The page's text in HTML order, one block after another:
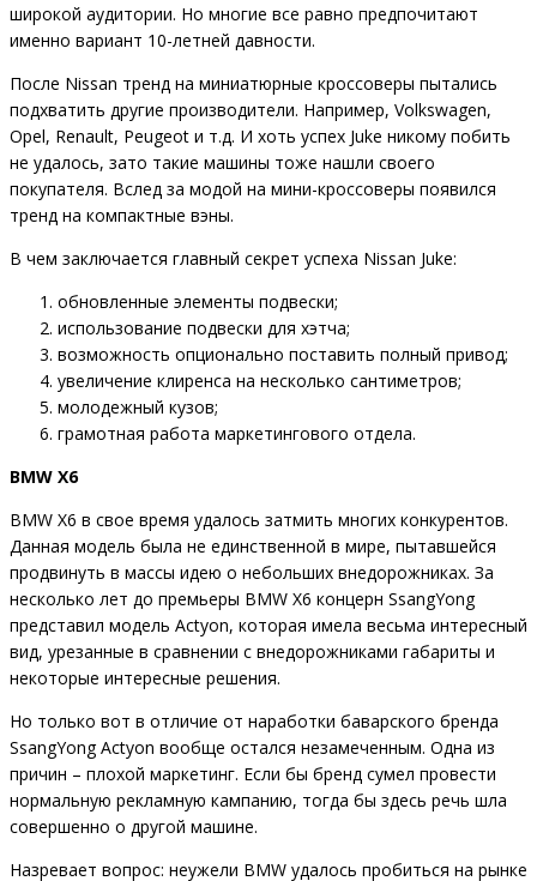
широкой аудитории. Но многие все равно предпочитают
именно вариант 10-летней давности.
После Nissan тренд на миниатюрные кроссоверы пытались
подхватить другие производители. Например, Volkswagen,
Opel, Renault, Peugeot и т.д. И хоть успех Juke никому побить
не удалось, зато такие машины тоже нашли своего
покупателя. Вслед за модой на мини-кроссоверы появился
тренд на компактные вэны.
В чем заключается главный секрет успеха Nissan Juke:
обновленные элементы подвески;
использование подвески для хэтча;
возможность опционально поставить полный привод;
увеличение клиренса на несколько сантиметров;
молодежный кузов;
грамотная работа маркетингового отдела.
BMW X6
BMW X6 в свое время удалось затмить многих конкурентов.
Данная модель была не единственной в мире, пытавшейся
продвинуть в массы идею о небольших внедорожниках. За
несколько лет до премьеры BMW X6 концерн SsangYong
представил модель Actyon, которая имела весьма интересный
вид, урезанные в сравнении с внедорожниками габариты и
некоторые интересные решения.
Но только вот в отличие от наработки баварского бренда
SsangYong Actyon вообще остался незамеченным. Одна из
причин – плохой маркетинг. Если бы бренд сумел провести
нормальную рекламную кампанию, тогда бы здесь речь шла
совершенно о другой машине.
Назревает вопрос: неужели BMW удалось пробиться на рынке